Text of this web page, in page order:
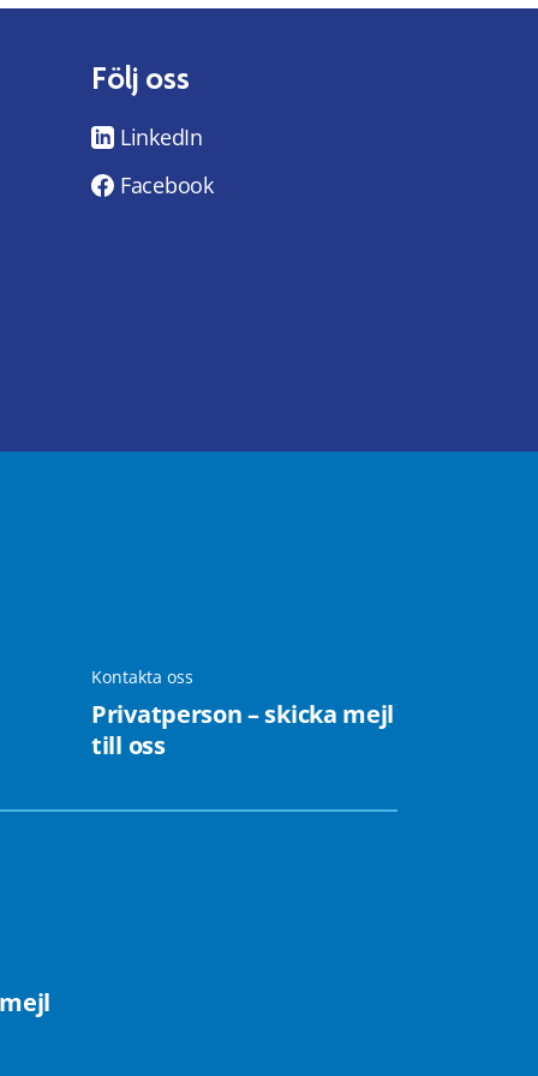
Följ oss
LinkedIn
Facebook
Kontakta oss
Privatperson – skicka mejl
till oss